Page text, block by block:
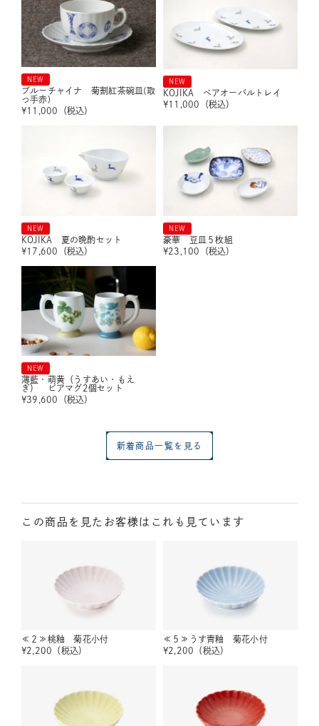
NEW
ブルーチャイナ 菊割紅茶碗皿(取
っ手赤)
¥11,000 （税込）
NEW
KOJIKA ペアオーバルトレイ
¥11,000 （税込）
NEW
KOJIKA 夏の晩酌セット
¥17,600 （税込）
NEW
豪華 豆皿５枚組
¥23,100 （税込）
NEW
薄藍・萌黄（うすあい・もえ
ぎ） ビアマグ2個セット
¥39,600 （税込）
新着商品一覧を見る
この商品を見たお客様はこれも見ています
≪２≫桃釉 菊花小付
¥2,200 （税込）
≪５≫うす青釉 菊花小付
¥2,200 （税込）